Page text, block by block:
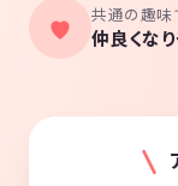
共通の趣味
仲良くな